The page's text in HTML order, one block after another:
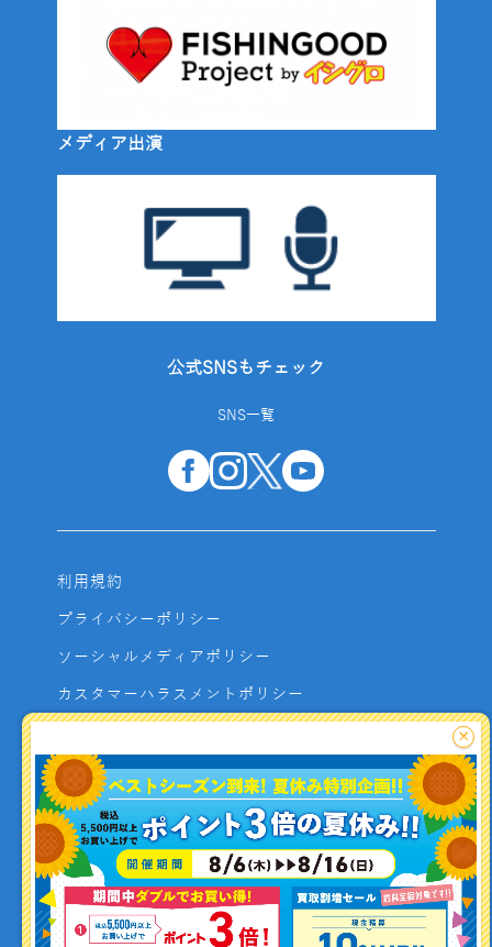
釣り情報を
投稿する
メディア出演
公式SNSもチェック
SNS一覧
利用規約
プライバシーポリシー
ソーシャルメディアポリシー
カスタマーハラスメントポリシー
よくあるご質問
お問い合わせ
利用者資金の保全方法
×